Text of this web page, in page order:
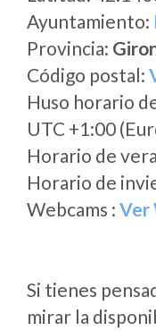
Ayuntamiento:
Provincia:
Código postal:
Huso horario
UTC +1:00
Horario de
Horario de
Webcams : Ver
Si tienes
mirar la